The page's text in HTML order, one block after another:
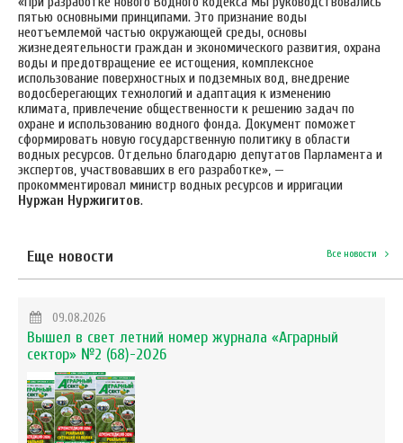
пятью основными принципами. Это признание воды
неотъемлемой частью окружающей среды, основы
жизнедеятельности граждан и экономического развития, охрана
воды и предотвращение ее истощения, комплексное
использование поверхностных и подземных вод, внедрение
водосберегающих технологий и адаптация к изменению
климата, привлечение общественности к решению задач по
охране и использованию водного фонда. Документ поможет
сформировать новую государственную политику в области
водных ресурсов. Отдельно благодарю депутатов Парламента и
экспертов, участвовавших в его разработке», —
прокомментировал министр водных ресурсов и ирригации
Нуржан Нуржигитов.
Еще новости Все новости
09.08.2026
Вышел в свет летний номер журнала «Аграрный
сектор» №2 (68)-2026